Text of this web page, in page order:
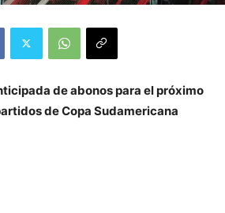
de abonos para el próximo
de Copa Sudamericana